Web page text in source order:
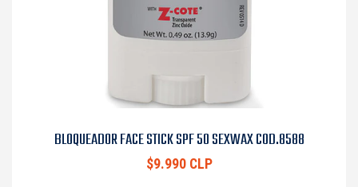
BLOQUEADOR FACE STICK SPF 50 SEXWAX COD.8588
$9.990 CLP